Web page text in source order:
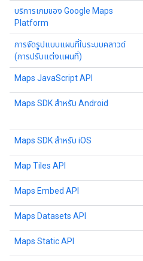
บริการเกมของ Google Maps
Platform
การจัดรูปแบบแผนที่ในระบบคลาวด์
(การปรับแต่งแผนที่)
Maps JavaScript API
Maps SDK สำหรับ Android
Maps SDK สำหรับ iOS
Map Tiles API
Maps Embed API
Maps Datasets API
Maps Static API